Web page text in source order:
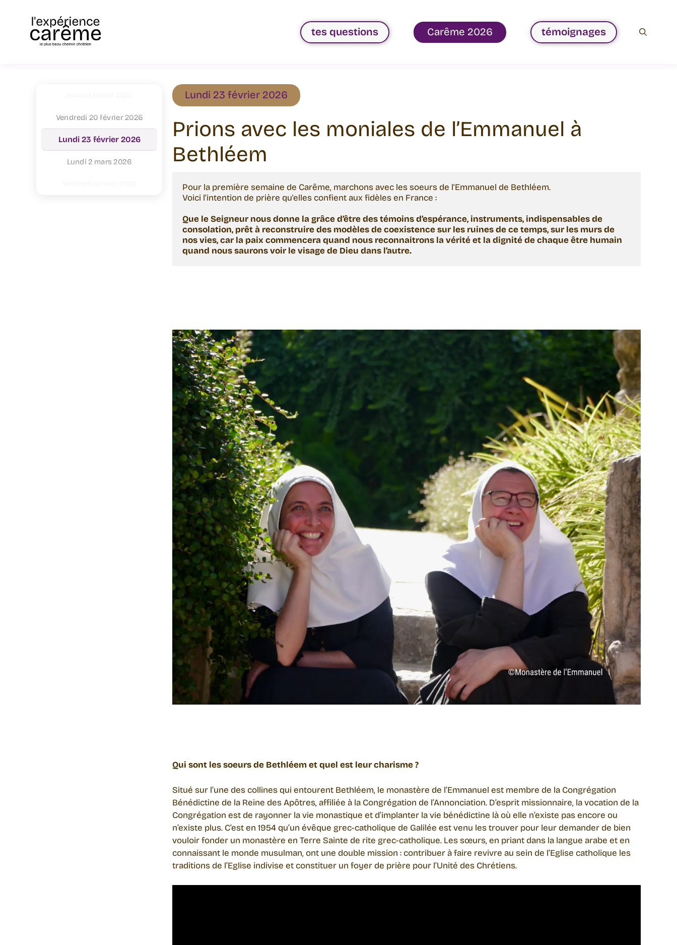
contenu
tes questions Carême 2026 témoignages
Vendredi 20 février 2026
Lundi 23 février 2026
Lundi 2 mars 2026
Lundi 23 février 2026
Prions avec les moniales de l’Emmanuel à
Bethléem
Pour la première semaine de Carême, marchons avec les soeurs de l'Emmanuel de Bethléem.
Voici l'intention de prière qu'elles confient aux fidèles en France :
Que le Seigneur nous donne la grâce d’être des témoins d’espérance, instruments, indispensables de
consolation, prêt à reconstruire des modèles de coexistence sur les ruines de ce temps, sur les murs de
nos vies, car la paix commencera quand nous reconnaitrons la vérité et la dignité de chaque être humain
quand nous saurons voir le visage de Dieu dans l’autre.
Qui sont les soeurs de Bethléem et quel est leur charisme ?
Situé sur l’une des collines qui entourent Bethléem, le monastère de l’Emmanuel est membre de la Congrégation
Bénédictine de la Reine des Apôtres, affiliée à la Congrégation de l’Annonciation. D’esprit missionnaire, la vocation de la
Congrégation est de rayonner la vie monastique et d’implanter la vie bénédictine là où elle n’existe pas encore ou
n’existe plus. C’est en 1954 qu’un évêque grec-catholique de Galilée est venu les trouver pour leur demander de bien
vouloir fonder un monastère en Terre Sainte de rite grec-catholique. Les sœurs, en priant dans la langue arabe et en
connaissant le monde musulman, ont une double mission : contribuer à faire revivre au sein de l’Eglise catholique les
traditions de l’Eglise indivise et constituer un foyer de prière pour l’Unité des Chrétiens.